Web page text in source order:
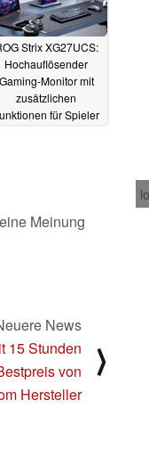
Strix XG27UCS:
Hochauflösender
Gaming-Monitor mit
zusätzlichen
für Spieler
Meinung
News
15 Stunden
von
Hersteller
⟩